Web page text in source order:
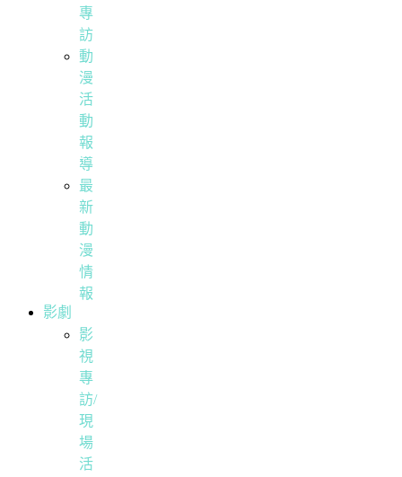
專
訪
動
漫
活
動
報
導
最
新
動
漫
情
報
影劇
影
視
專
訪/
現
場
活